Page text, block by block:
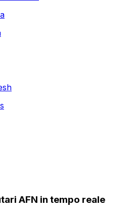
AFN in tempo reale